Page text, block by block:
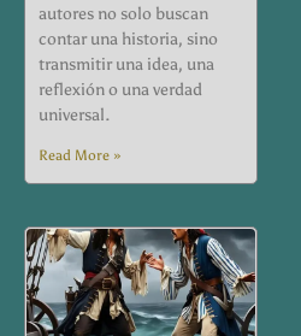
autores no solo buscan
contar una historia, sino
transmitir una idea, una
reflexión o una verdad
universal.
Read More »